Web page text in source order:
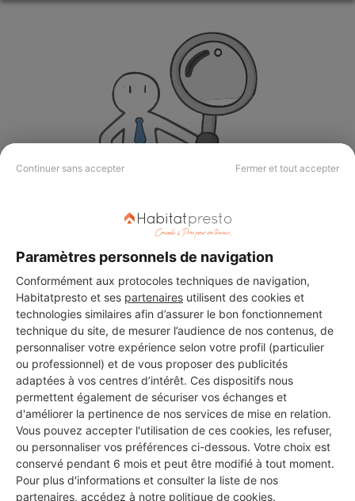
Continuer sans accepter Fermer et tout accepter
Paramètres personnels de navigation
Conformément aux protocoles techniques de navigation,
Habitatpresto et ses partenaires utilisent des cookies et
technologies similaires afin d’assurer le bon fonctionnement
technique du site, de mesurer l’audience de nos contenus, de
personnaliser votre expérience selon votre profil (particulier
ou professionnel) et de vous proposer des publicités
adaptées à vos centres d’intérêt. Ces dispositifs nous
permettent également de sécuriser vos échanges et
d'améliorer la pertinence de nos services de mise en relation.
Vous pouvez accepter l'utilisation de ces cookies, les refuser,
ou personnaliser vos préférences ci-dessous. Votre choix est
conservé pendant 6 mois et peut être modifié à tout moment.
Pour plus d'informations et consulter la liste de nos
partenaires, accédez à notre politique de cookies.
géographique.
PROFESSIONNEL, VOUS
SOUHAITEZ NOUS
REJOINDRE ?
M'inscrire gratuitement